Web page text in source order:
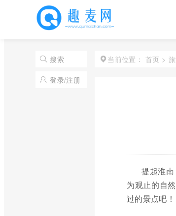
搜索
登录/注册
当前位置： 首页 >
提起淮
为观止的自
过的景点吧！